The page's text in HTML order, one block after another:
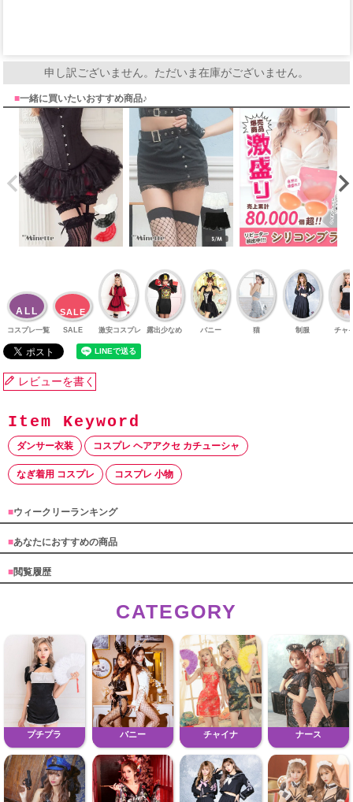
申し訳ございません。ただいま在庫がございません。
■一緒に買いたいおすすめ商品♪
ALL
コスプレ一覧
SALE
SALE 激安コスプレ 露出少なめ バニー 猫 制服 チャ
レビューを書く
ダンサー衣装 コスプレ ヘアアクセ カチューシャ
なぎ着用 コスプレ コスプレ 小物
■ウィークリーランキング
■あなたにおすすめの商品
■閲覧履歴
CATEGORY
プチプラ バニー チャイナ ナース